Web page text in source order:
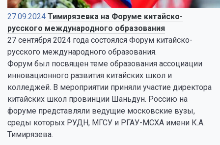
27.09.2024 Тимирязевка на Форуме китайско-
русского международного образования
27 сентября 2024 года состоялся Форум китайско-
русского международного образования.
Форум был посвящен теме образования ассоциации
инновационного развития китайских школ и
колледжей. В мероприятии приняли участие директора
китайских школ провинции Шаньдун. Россию на
форуме представляли ведущие московские вузы,
среды которых РУДН, МГСУ и РГАУ-МСХА имени К.А.
Тимирязева.